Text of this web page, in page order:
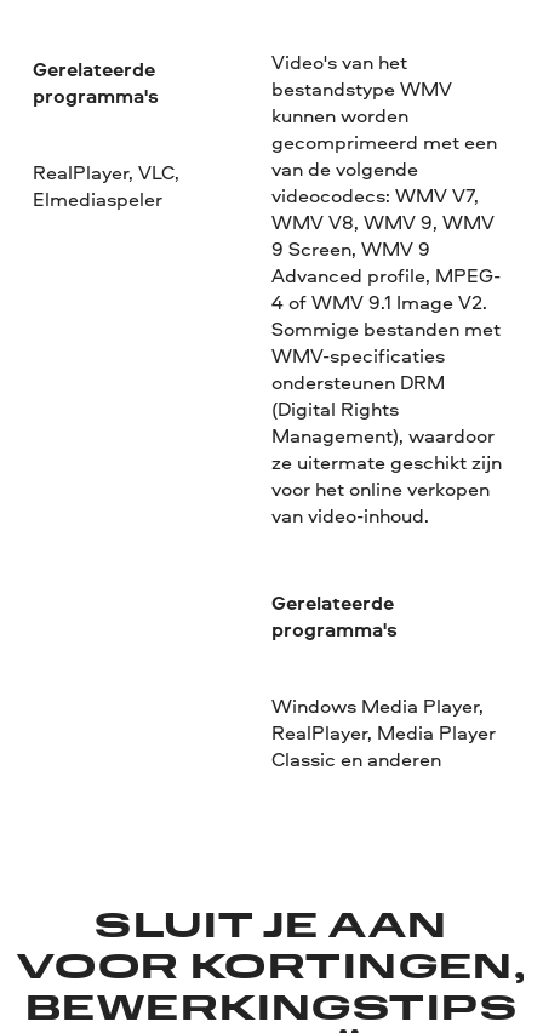
Gerelateerde
programma's
RealPlayer, VLC,
Elmediaspeler
Video's van het
bestandstype WMV
kunnen worden
gecomprimeerd met een
van de volgende
videocodecs: WMV V7,
WMV V8, WMV 9, WMV
9 Screen, WMV 9
Advanced profile, MPEG-
4 of WMV 9.1 Image V2.
Sommige bestanden met
WMV-specificaties
ondersteunen DRM
(Digital Rights
Management), waardoor
ze uitermate geschikt zijn
voor het online verkopen
van video-inhoud.
Gerelateerde
programma's
Windows Media Player,
RealPlayer, Media Player
Classic en anderen
SLUIT JE AAN
VOOR KORTINGEN,
BEWERKINGSTIPS